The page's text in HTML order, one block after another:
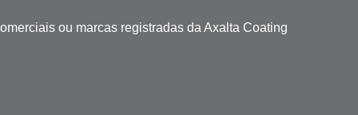
ou marcas registradas da Axalta Coating